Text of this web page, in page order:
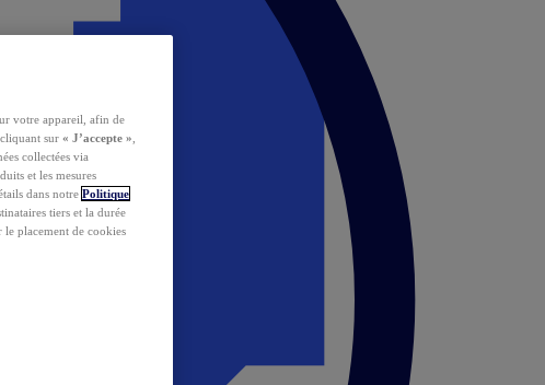
votre appareil, afin de
sur « J’accepte »
collectées via
et les mesures
dans notre Politique
tiers et la durée
le placement de cookies